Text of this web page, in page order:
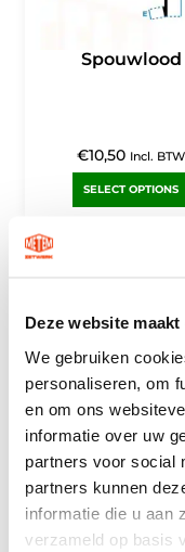
Deze website
We gebruiken
personaliseren, om
en om ons
informatie over uw
partners voor social
partners kunnen
informatie die u aan
verzameld op basis
Spouwlood
€10,50 Incl. BTW
SELECT OPTIONS
Patineerolie
bladlood 1